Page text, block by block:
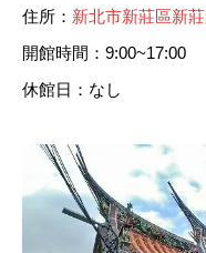
住所： 新北市新莊區新
開館時間：9:00~17:00
休館日：なし